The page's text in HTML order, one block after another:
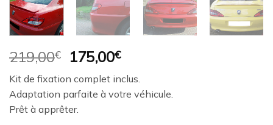
219,00€
Le
initial
était :
219,00€.
175,00€Le
prix
actuel
est :
Kit de fixation complet inclus.
Adaptation parfaite à votre véhicule.
Prêt à apprêter.